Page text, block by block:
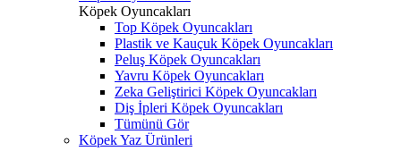
Köpek Oyuncakları
Top Köpek Oyuncakları
Plastik ve Kauçuk Köpek Oyuncakları
Peluş Köpek Oyuncakları
Yavru Köpek Oyuncakları
Zeka Geliştirici Köpek Oyuncakları
Diş İpleri Köpek Oyuncakları
Tümünü Gör
Köpek Yaz Ürünleri